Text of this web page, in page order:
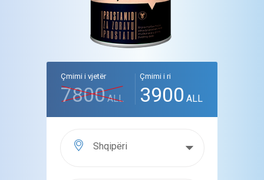
Çmimi i vjetër
7800ALL
Çmimi i ri
3900 ALL